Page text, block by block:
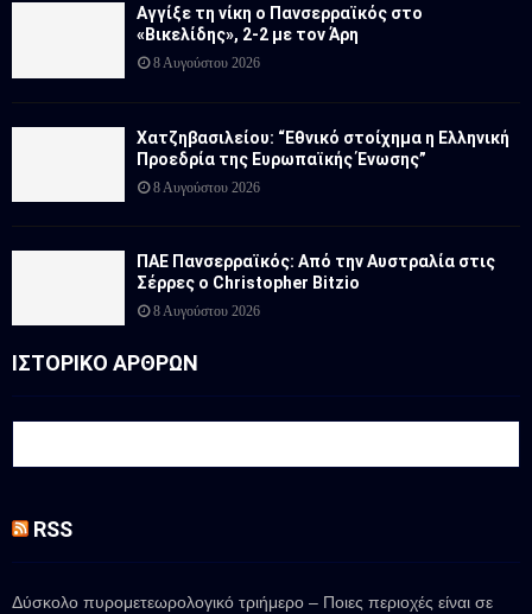
Αγγίξε τη νίκη ο Πανσερραϊκός στο
«Βικελίδης», 2-2 με τον Άρη
8 Αυγούστου 2026
Χατζηβασιλείου: “Εθνικό στοίχημα η Ελληνική
Προεδρία της Ευρωπαϊκής Ένωσης”
8 Αυγούστου 2026
ΠΑΕ Πανσερραϊκός: Από την Αυστραλία στις
Σέρρες ο Christopher Bitzio
8 Αυγούστου 2026
ΙΣΤΟΡΙΚΟ ΑΡΘΡΩΝ
RSS
Δύσκολο πυρομετεωρολογικό τριήμερο – Ποιες περιοχές είναι σε